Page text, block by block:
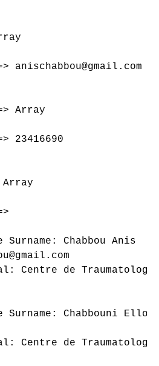
anischabbou@gmail.com
Array
23416690
Array
Surname: Chabbou Anis
Centre de
Surname: Chabbouni
Centre de